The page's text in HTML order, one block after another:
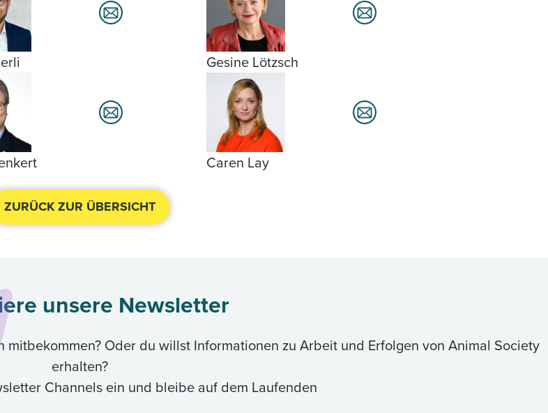
Gesine Lötzsch
Caren Lay
ZURÜCK ZUR ÜBERSICHT
unsere Newsletter
Oder du willst Informationen zu Arbeit und Erfolgen von Animal Society
erhalten?
Channels ein und bleibe auf dem Laufenden